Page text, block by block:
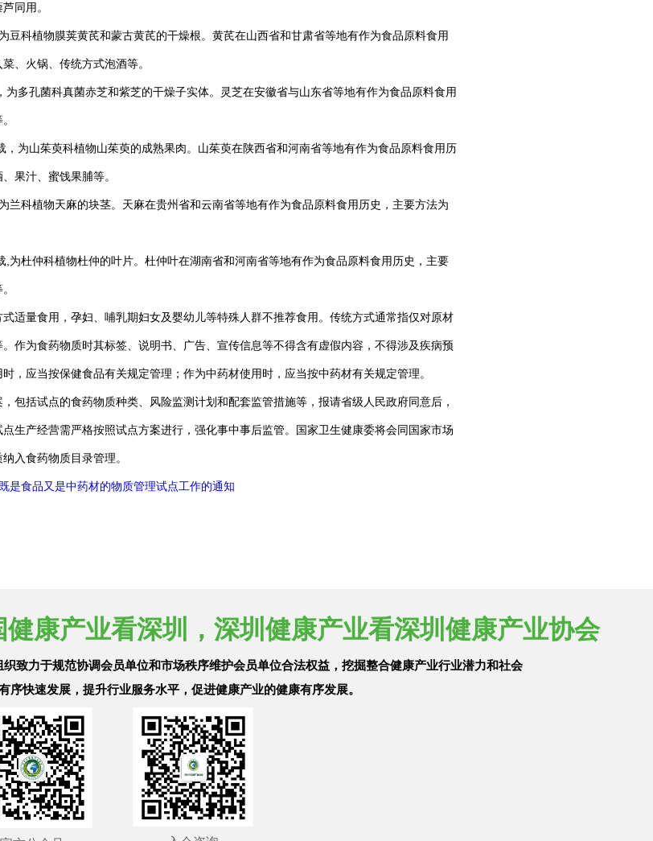
同用。
科植物膜荚黄芪和蒙古黄芪的干燥根。黄芪在山西省和甘肃省等地有作为食品原料食用
、火锅、传统方式泡酒等。
孔菌科真菌赤芝和紫芝的干燥子实体。灵芝在安徽省与山东省等地有作为食品原料食用
山茱萸科植物山茱萸的成熟果肉。山茱萸在陕西省和河南省等地有作为食品原料食用历
果汁、蜜饯果脯等。
科植物天麻的块茎。天麻在贵州省和云南省等地有作为食品原料食用历史，主要方法为
杜仲科植物杜仲的叶片。杜仲叶在湖南省和河南省等地有作为食品原料食用历史，主要
量食用，孕妇、哺乳期妇女及婴幼儿等特殊人群不推荐食用。传统方式通常指仅对原材
作为食药物质时其标签、说明书、广告、宣传信息等不得含有虚假内容，不得涉及疾病预
，应当按保健食品有关规定管理；作为中药材使用时，应当按中药材有关规定管理。
括试点的食药物质种类、风险监测计划和配套监管措施等，报请省级人民政府同意后，
生产经营需严格按照试点方案进行，强化事中事后监管。国家卫生健康委将会同国家市场
入食药物质目录管理。
是食品又是中药材的物质管理试点工作的通知
康产业看深圳，深圳健康产业看深圳健康产业协会
致力于规范协调会员单位和市场秩序维护会员单位合法权益，挖掘整合健康产业行业潜力和社会
序快速发展，提升行业服务水平，促进健康产业的健康有序发展。